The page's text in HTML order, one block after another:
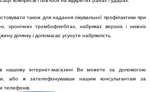
також для надання лікувальної профілактики при
хронічних тромбофлебітах, набряках верхніх і нижніх
ділянку і допомагає усунути набряклість.
інтернет-магазині Ви можете за допомогою
або ж зателефонувавши нашим консультантам за
телефонів.